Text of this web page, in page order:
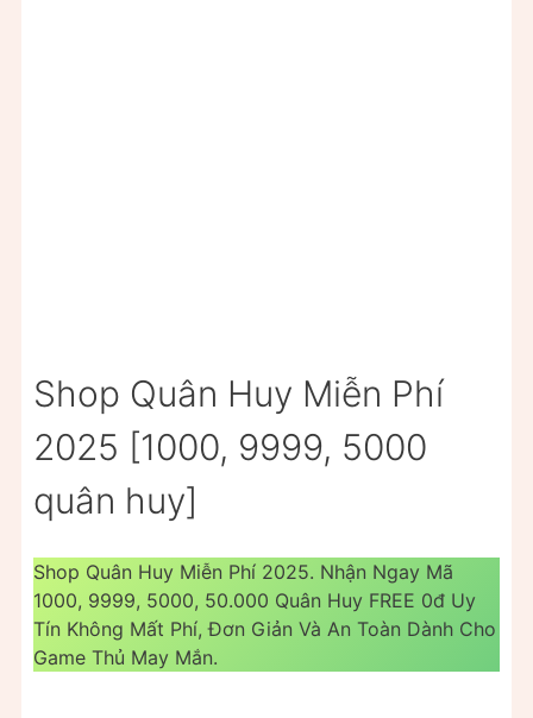
Shop Quân Huy Miễn Phí
2025 [1000, 9999, 5000
quân huy]
Shop Quân Huy Miễn Phí 2025. Nhận Ngay Mã
1000, 9999, 5000, 50.000 Quân Huy FREE 0đ Uy
Tín Không Mất Phí, Đơn Giản Và An Toàn Dành Cho
Game Thủ May Mắn.